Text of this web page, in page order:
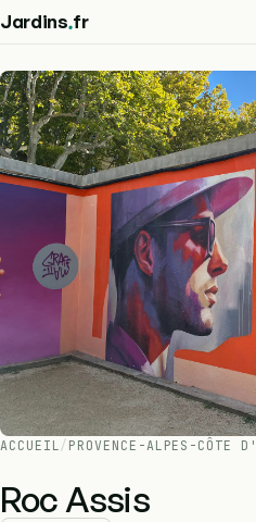
Jardins.fr
ACCUEIL/ PROVENCE-ALPES-CÔTE
Roc Assis